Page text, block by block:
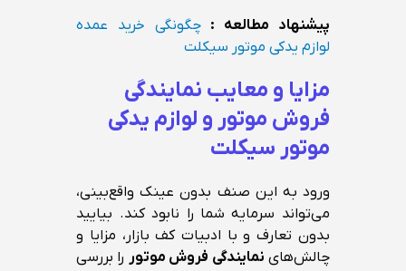
پیشنهاد مطالعه : چگونگی خرید عمده
لوازم یدکی موتور سیکلت
مزایا و معایب نمایندگی
فروش موتور و لوازم یدکی
موتور سیکلت
ورود به این صنف بدون عینک واقع‌بینی،
می‌تواند سرمایه شما را نابود کند. بیایید
بدون تعارف و با ادبیات کف بازار، مزایا و
چالش‌های نمایندگی فروش موتور را بررسی